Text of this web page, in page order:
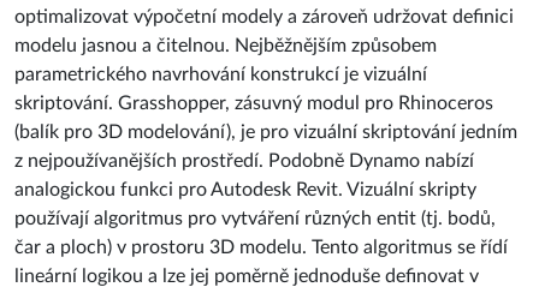
optimalizovat výpočetní modely a zároveň udržovat definici
modelu jasnou a čitelnou. Nejběžnějším způsobem
parametrického navrhování konstrukcí je vizuální
skriptování. Grasshopper, zásuvný modul pro Rhinoceros
(balík pro 3D modelování), je pro vizuální skriptování jedním
z nejpoužívanějších prostředí. Podobně Dynamo nabízí
analogickou funkci pro Autodesk Revit. Vizuální skripty
používají algoritmus pro vytváření různých entit (tj. bodů,
čar a ploch) v prostoru 3D modelu. Tento algoritmus se řídí
lineární logikou a lze jej poměrně jednoduše definovat v